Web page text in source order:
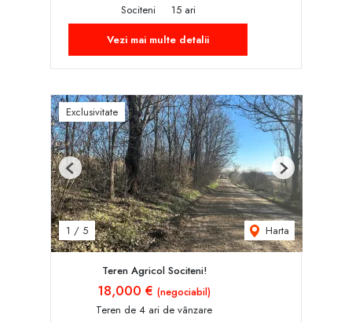
Sociteni
15 ari
Vezi mai multe detalii
Exclusivitate
1 / 5 Harta
Previous Next
Teren Agricol Sociteni!
18,000 € (negociabil)
Teren de 4 ari de vânzare